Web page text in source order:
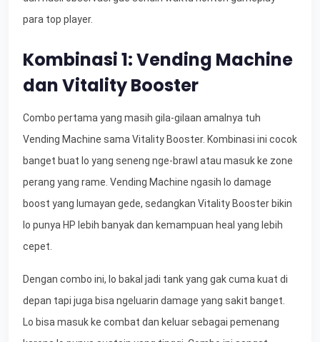
para top player.
Kombinasi 1: Vending Machine
dan Vitality Booster
Combo pertama yang masih gila-gilaan amalnya tuh
Vending Machine sama Vitality Booster. Kombinasi ini cocok
banget buat lo yang seneng nge-brawl atau masuk ke zone
perang yang rame. Vending Machine ngasih lo damage
boost yang lumayan gede, sedangkan Vitality Booster bikin
lo punya HP lebih banyak dan kemampuan heal yang lebih
cepet.
Dengan combo ini, lo bakal jadi tank yang gak cuma kuat di
depan tapi juga bisa ngeluarin damage yang sakit banget.
Lo bisa masuk ke combat dan keluar sebagai pemenang